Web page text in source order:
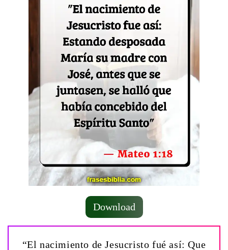
Download
“El nacimiento de Jesucristo fué así: Que